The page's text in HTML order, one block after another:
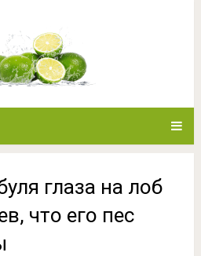
глаза на лoб
чтo егo пeс